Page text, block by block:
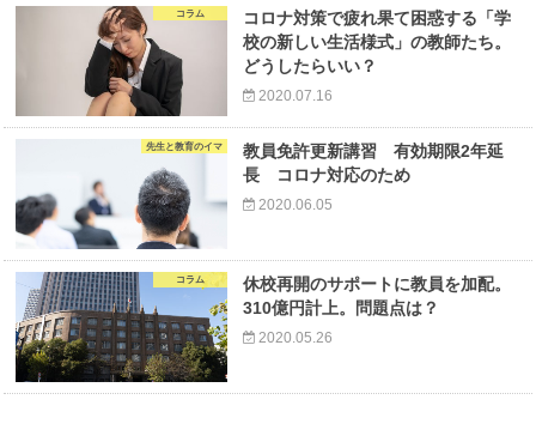
コラム
コロナ対策で疲れ果て困惑する「学
校の新しい生活様式」の教師たち。
どうしたらいい？
2020.07.16
先生と教育のイマ
教員免許更新講習 有効期限2年延
長 コロナ対応のため
2020.06.05
コラム
休校再開のサポートに教員を加配。
310億円計上。問題点は？
2020.05.26